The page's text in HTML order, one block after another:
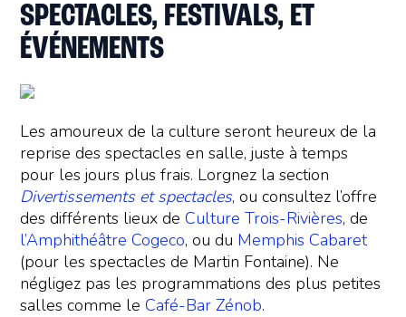
SPECTACLES, FESTIVALS, ET
ÉVÉNEMENTS
Les amoureux de la culture seront heureux de la
reprise des spectacles en salle, juste à temps
pour les jours plus frais. Lorgnez la section
Divertissements et spectacles, ou consultez l’offre
des différents lieux deCulture Trois-Rivières, de
l’Amphithéâtre Cogeco, ou du Memphis Cabaret
(pour les spectacles de Martin Fontaine). Ne
négligez pas les programmations des plus petites
salles comme leCafé-Bar Zénob.